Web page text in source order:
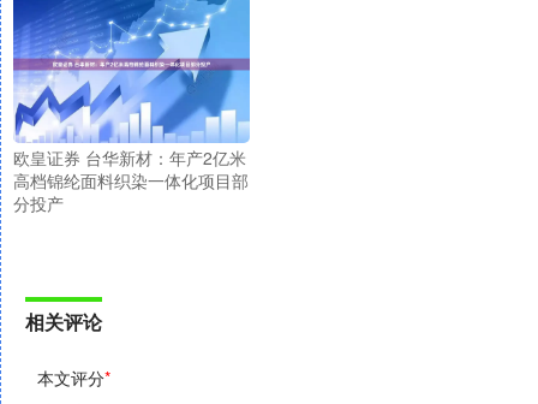
欧皇证券 台华新材：年产2亿米
高档锦纶面料织染一体化项目部
分投产
相关评论
本文评分*